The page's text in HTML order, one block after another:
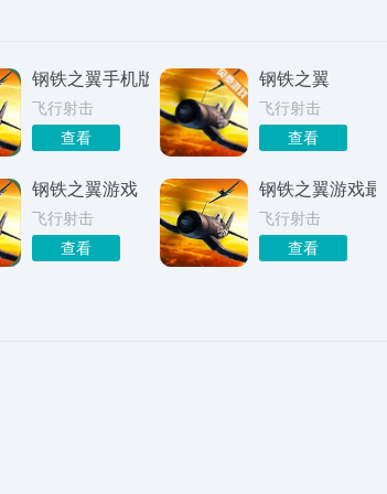
钢铁之翼手机版
飞行射击
查看
钢铁之翼
飞行射击
查看
钢铁之翼游戏
飞行射击
查看
钢铁之翼游戏最
飞行射击
查看